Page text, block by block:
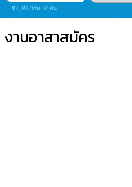
ชื่อ, คีย์เวิร์ด, คำค้น
งานอาสาสมัคร